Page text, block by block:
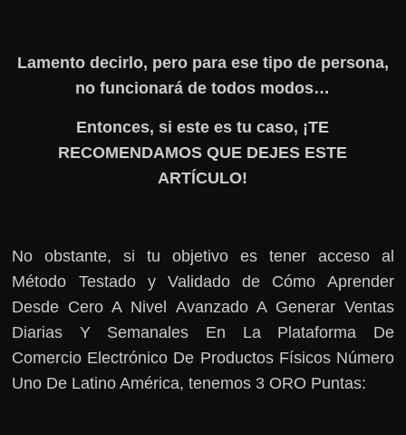
Lamento decirlo, pero para ese tipo de persona,
no funcionará de todos modos…
Entonces, si este es tu caso, ¡TE
RECOMENDAMOS QUE DEJES ESTE
ARTÍCULO!
No obstante, si tu objetivo es tener acceso al
Método Testado y Validado de Cómo Aprender
Desde Cero A Nivel Avanzado A Generar Ventas
Diarias Y Semanales En La Plataforma De
Comercio Electrónico De Productos Físicos Número
Uno De Latino América, tenemos 3 ORO Puntas: